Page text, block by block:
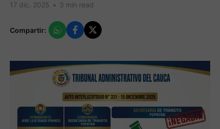
17 dic. 2025 • 3 min read
Compartir: